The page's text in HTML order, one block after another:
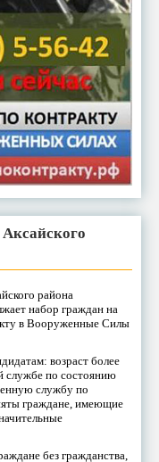
района
набор граждан на
в Вооруженные Силы
возраст более
службе по состоянию
службу по
граждане, имеющие
без гражданства,